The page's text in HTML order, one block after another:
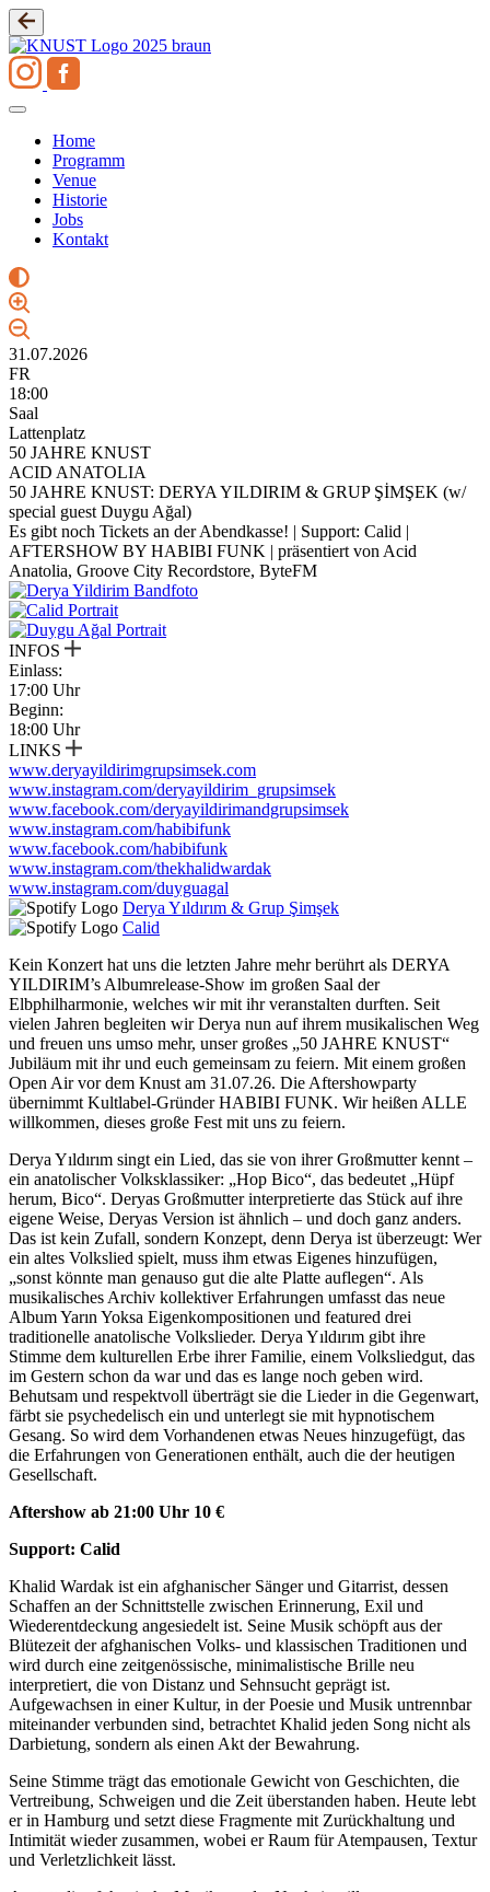
Zum
Inhalt
springen
Home
Programm
Venue
Historie
Jobs
Kontakt
31.07.2026
FR
18:00
Saal
Lattenplatz
50 JAHRE KNUST
ACID ANATOLIA
50 JAHRE KNUST: DERYA YILDIRIM & GRUP ŞİMŞEK (w/
special guest Duygu Ağal)
Es gibt noch Tickets an der Abendkasse! | Support: Calid |
AFTERSHOW BY HABIBI FUNK | präsentiert von Acid
Anatolia, Groove City Recordstore, ByteFM
INFOS
Einlass:
17:00 Uhr
Beginn:
18:00 Uhr
LINKS
www.deryayildirimgrupsimsek.com
www.instagram.com/deryayildirim_grupsimsek
www.facebook.com/deryayildirimandgrupsimsek
www.instagram.com/habibifunk
www.facebook.com/habibifunk
www.instagram.com/thekhalidwardak
www.instagram.com/duyguagal
Derya Yıldırım & Grup Şimşek
Calid
Kein Konzert hat uns die letzten Jahre mehr berührt als DERYA
YILDIRIM’s Albumrelease-Show im großen Saal der
Elbphilharmonie, welches wir mit ihr veranstalten durften. Seit
vielen Jahren begleiten wir Derya nun auf ihrem musikalischen Weg
und freuen uns umso mehr, unser großes „50 JAHRE KNUST“
Jubiläum mit ihr und euch gemeinsam zu feiern. Mit einem großen
Open Air vor dem Knust am 31.07.26. Die Aftershowparty
übernimmt Kultlabel-Gründer HABIBI FUNK. Wir heißen ALLE
willkommen, dieses große Fest mit uns zu feiern.
Derya Yıldırım singt ein Lied, das sie von ihrer Großmutter kennt –
ein anatolischer Volksklassiker: „Hop Bico“, das bedeutet „Hüpf
herum, Bico“. Deryas Großmutter interpretierte das Stück auf ihre
eigene Weise, Deryas Version ist ähnlich – und doch ganz anders.
Das ist kein Zufall, sondern Konzept, denn Derya ist überzeugt: Wer
ein altes Volkslied spielt, muss ihm etwas Eigenes hinzufügen,
„sonst könnte man genauso gut die alte Platte auflegen“. Als
musikalisches Archiv kollektiver Erfahrungen umfasst das neue
Album Yarın Yoksa Eigenkompositionen und featured drei
traditionelle anatolische Volkslieder. Derya Yıldırım gibt ihre
Stimme dem kulturellen Erbe ihrer Familie, einem Volksliedgut, das
im Gestern schon da war und das es lange noch geben wird.
Behutsam und respektvoll überträgt sie die Lieder in die Gegenwart,
färbt sie psychedelisch ein und unterlegt sie mit hypnotischem
Gesang. So wird dem Vorhandenen etwas Neues hinzugefügt, das
die Erfahrungen von Generationen enthält, auch die der heutigen
Gesellschaft.
Aftershow ab 21:00 Uhr 10 €
Support: Calid
Khalid Wardak ist ein afghanischer Sänger und Gitarrist, dessen
Schaffen an der Schnittstelle zwischen Erinnerung, Exil und
Wiederentdeckung angesiedelt ist. Seine Musik schöpft aus der
Blütezeit der afghanischen Volks- und klassischen Traditionen und
wird durch eine zeitgenössische, minimalistische Brille neu
interpretiert, die von Distanz und Sehnsucht geprägt ist.
Aufgewachsen in einer Kultur, in der Poesie und Musik untrennbar
miteinander verbunden sind, betrachtet Khalid jeden Song nicht als
Darbietung, sondern als einen Akt der Bewahrung.
Seine Stimme trägt das emotionale Gewicht von Geschichten, die
Vertreibung, Schweigen und die Zeit überstanden haben. Heute lebt
er in Hamburg und setzt diese Fragmente mit Zurückhaltung und
Intimität wieder zusammen, wobei er Raum für Atempausen, Textur
und Verletzlichkeit lässt.